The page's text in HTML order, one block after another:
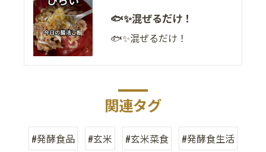
🐟✨混ぜるだけ！
🐟✨混ぜるだけ！
関連タグ
#発酵食品 #玄米 #玄米菜食 #発酵食生活